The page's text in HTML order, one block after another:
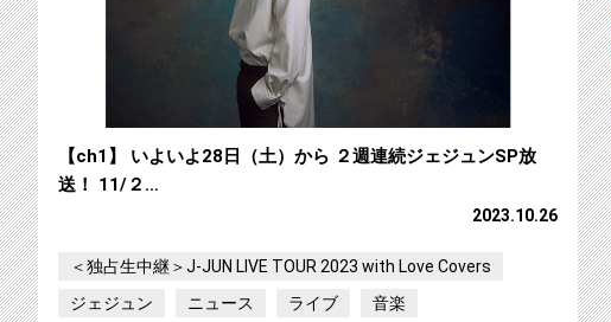
【ch1】 いよいよ28日（土）から ２週連続ジェジュンSP放
送！ 11/２…
2023.10.26
＜独占生中継＞J-JUN LIVE TOUR 2023 with Love Covers
ジェジュン
ニュース ライブ 音楽